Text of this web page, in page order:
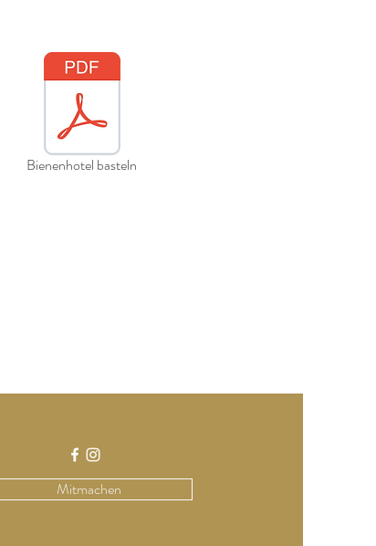
Bienenhotel basteln
Mitmachen